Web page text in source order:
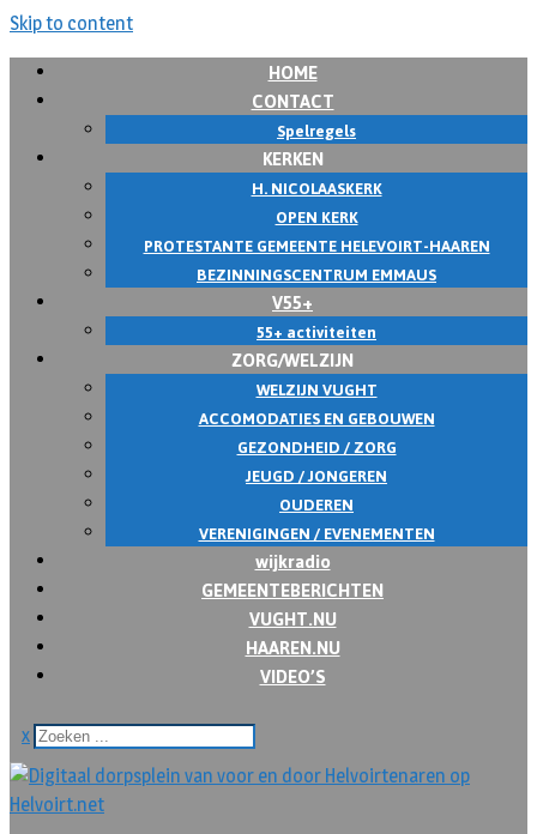
Skip to content
HOME
CONTACT
Spelregels
KERKEN
H. NICOLAASKERK
OPEN KERK
PROTESTANTE GEMEENTE HELEVOIRT-HAAREN
BEZINNINGSCENTRUM EMMAUS
V55+
55+ activiteiten
ZORG/WELZIJN
WELZIJN VUGHT
ACCOMODATIES EN GEBOUWEN
GEZONDHEID / ZORG
JEUGD / JONGEREN
OUDEREN
VERENIGINGEN / EVENEMENTEN
wijkradio
GEMEENTEBERICHTEN
VUGHT.NU
HAAREN.NU
VIDEO’S
x